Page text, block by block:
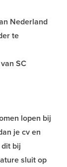
Nederland
te
SC
lopen bij
je cv en
dit bij
sluit op